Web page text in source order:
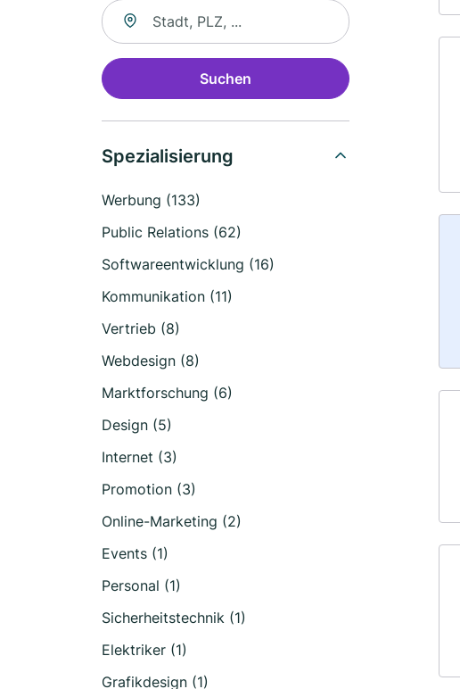
Suche nach Ort
Suchen
Spezialisierung
Werbung (133)
Public Relations (62)
Softwareentwicklung (16)
Kommunikation (11)
Vertrieb (8)
Webdesign (8)
Marktforschung (6)
Design (5)
Internet (3)
Promotion (3)
Online-Marketing (2)
Events (1)
Personal (1)
Sicherheitstechnik (1)
Elektriker (1)
Grafikdesign (1)